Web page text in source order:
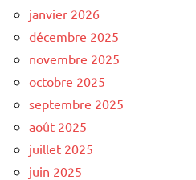
janvier 2026
décembre 2025
novembre 2025
octobre 2025
septembre 2025
août 2025
juillet 2025
juin 2025